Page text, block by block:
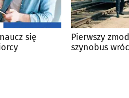
się
Pierwszy
szynobus